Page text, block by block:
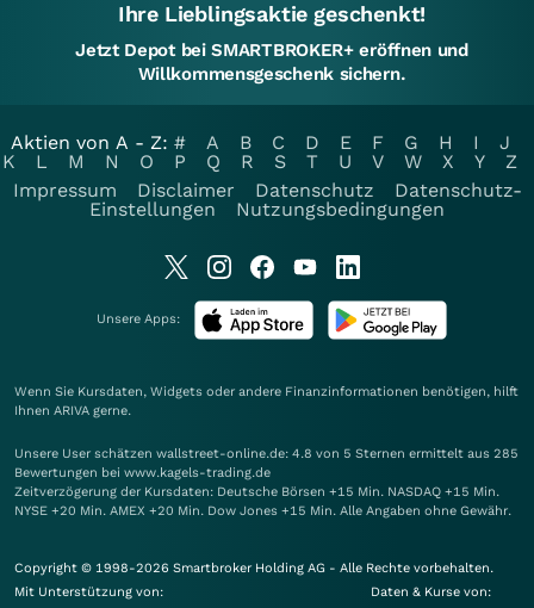
Ihre Lieblingsaktie geschenkt!
Jetzt Depot bei SMARTBROKER+ eröffnen und
Willkommensgeschenk sichern.
Aktien von A - Z: # A B C D E F G H I
J
K
L M N O P Q R S T U V W X Y
Z
Impressum
Disclaimer Datenschutz
Datenschutz-
Einstellungen
Nutzungsbedingungen
Unsere Apps:
Wenn Sie Kursdaten, Widgets oder andere Finanzinformationen benötigen, hilft
Ihnen ARIVA gerne.
Unsere User schätzen wallstreet-online.de: 4.8 von 5 Sternen ermittelt aus 285
Bewertungen bei www.kagels-trading.de
Zeitverzögerung der Kursdaten: Deutsche Börsen +15 Min. NASDAQ +15 Min.
NYSE +20 Min. AMEX +20 Min. Dow Jones +15 Min. Alle Angaben ohne Gewähr.
Copyright © 1998-2026 Smartbroker Holding AG - Alle Rechte vorbehalten.
Mit Unterstützung von:
Daten & Kurse von: